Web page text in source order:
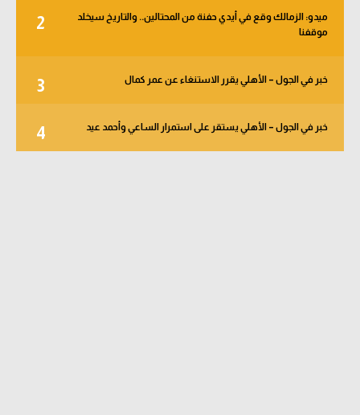
2
ميدو: الزمالك وقع في أيدي حفنة من المحتالين.. والتاريخ سيخلد
موقفنا
3 خبر في الجول – الأهلي يقرر الاستنغاء عن عمر كمال
4 خبر في الجول – الأهلي يستقر على استمرار الساعي وأحمد عيد